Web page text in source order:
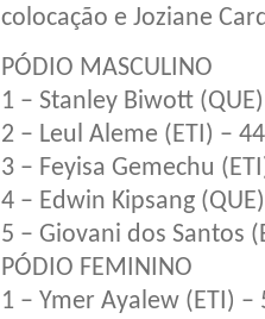
colocação e Joziane
PÓDIO MASCULINO
1 – Stanley Biwott
2 – Leul Aleme (ETI) –
3 – Feyisa Gemechu
4 – Edwin Kipsang
5 – Giovani dos Santos
PÓDIO FEMININO
1 – Ymer Ayalew (ETI) –